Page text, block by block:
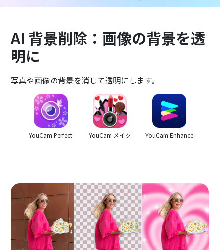
AI 背景削除：画像の背景を透
明に
写真や画像の背景を消して透明にします。
YouCam Perfect YouCam メイク YouCam Enhance